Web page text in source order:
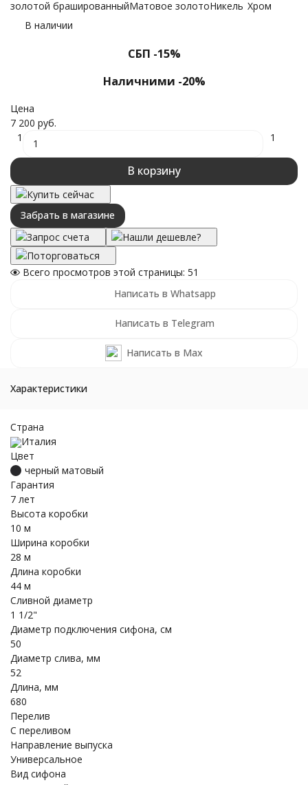
золотой брашированныйМатовое золотоНикель Хром
В наличии
СБП -15%
Наличними -20%
Цена
7 200 руб.
1
1
В корзину
Купить сейчас
Забрать в магазине
Запрос счета
Нашли дешевле?
Поторговаться
Всего просмотров этой страницы: 51
Написать в Whatsapp
Написать в Telegram
Написать в Max
Характеристики
Страна
Италия
Цвет
черный матовый
Гарантия
7 лет
Высота коробки
10 м
Ширина коробки
28 м
Длина коробки
44 м
Сливной диаметр
1 1/2"
Диаметр подключения сифона, см
50
Диаметр слива, мм
52
Длина, мм
680
Перелив
С переливом
Направление выпуска
Универсальное
Вид сифона